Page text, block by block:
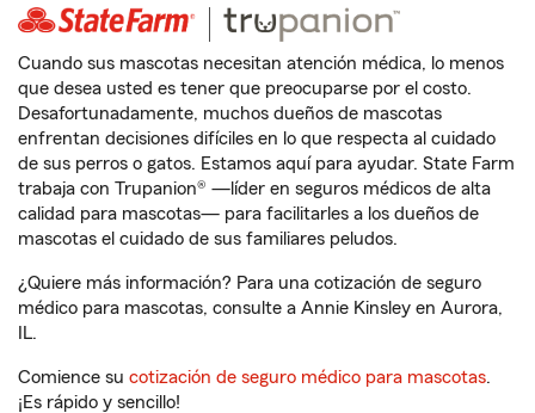
Cuando sus mascotas necesitan atención médica, lo menos
que desea usted es tener que preocuparse por el costo.
Desafortunadamente, muchos dueños de mascotas
enfrentan decisiones difíciles en lo que respecta al cuidado
de sus perros o gatos. Estamos aquí para ayudar. State Farm
trabaja con Trupanion® —líder en seguros médicos de alta
calidad para mascotas— para facilitarles a los dueños de
mascotas el cuidado de sus familiares peludos.
¿Quiere más información? Para una cotización de seguro
médico para mascotas, consulte a Annie Kinsley en Aurora,
IL.
Comience su cotización de seguro médico para mascotas.
¡Es rápido y sencillo!